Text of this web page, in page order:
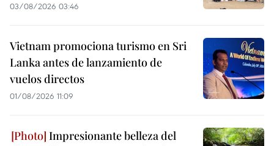
03/08/2026 03:46
Vietnam promociona turismo en Sri
Lanka antes de lanzamiento de
vuelos directos
01/08/2026 11:09
Impresionante belleza del